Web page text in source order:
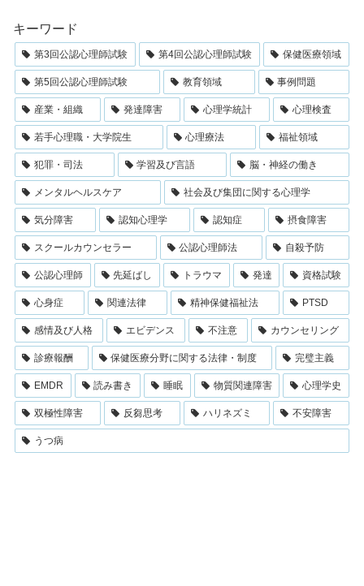
キーワード
第3回公認心理師試験 第4回公認心理師試験 保健医療領域
第5回公認心理師試験 教育領域 事例問題
産業・組織 発達障害 心理学統計 心理検査
若手心理職・大学院生 心理療法 福祉領域
犯罪・司法 学習及び言語 脳・神経の働き
メンタルヘルスケア 社会及び集団に関する心理学
気分障害 認知心理学 認知症 摂食障害
スクールカウンセラー 公認心理師法 自殺予防
公認心理師 先延ばし トラウマ 発達 資格試験
心身症 関連法律 精神保健福祉法 PTSD
感情及び人格 エビデンス 不注意 カウンセリング
診療報酬 保健医療分野に関する法律・制度 完璧主義
EMDR 読み書き 睡眠 物質関連障害 心理学史
双極性障害 反芻思考 ハリネズミ 不安障害
うつ病